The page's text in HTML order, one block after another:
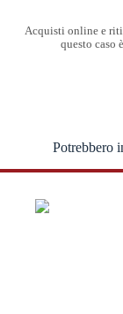
Acquisti online e
questo caso
Potrebbero